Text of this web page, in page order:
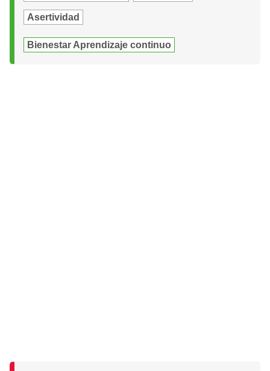
Asertividad
Bienestar Aprendizaje continuo